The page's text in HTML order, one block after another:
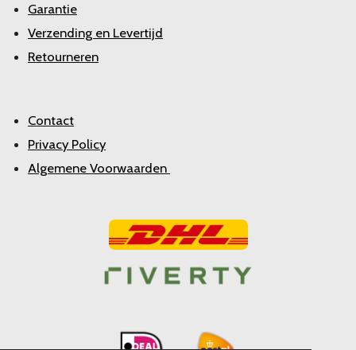
Garantie
Verzending en Levertijd
Retourneren
Contact
Privacy Policy
Algemene Voorwaarden